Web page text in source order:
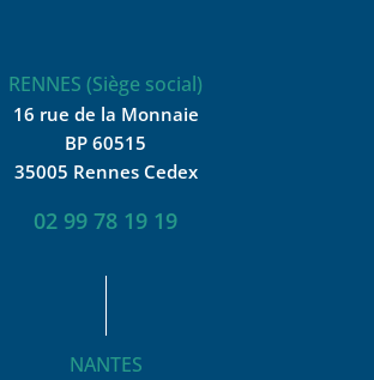
RENNES (Siège social)
16 rue de la Monnaie
BP 60515
35005 Rennes Cedex
02 99 78 19 19
NANTES